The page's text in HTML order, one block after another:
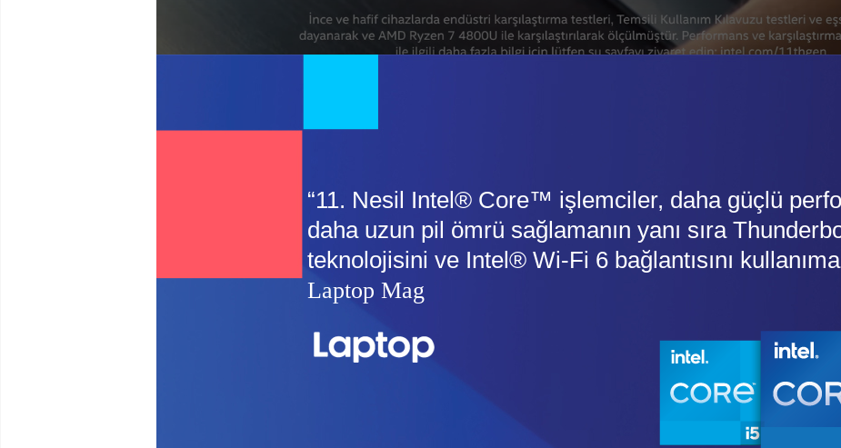
“11. Nesil Intel® Core™ işlemciler, daha güçlü
daha uzun pil ömrü sağlamanın yanı sıra
teknolojisini ve Intel® Wi-Fi 6 bağlantısını
Laptop Mag